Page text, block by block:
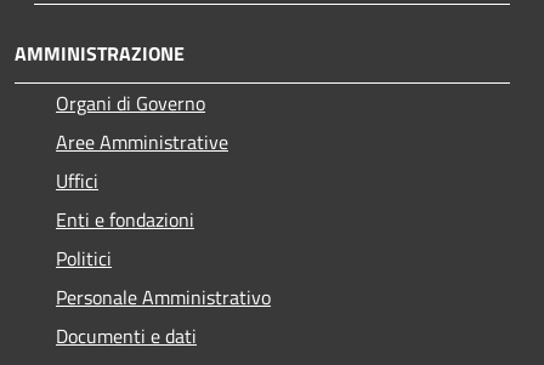
AMMINISTRAZIONE
Organi di Governo
Aree Amministrative
Uffici
Enti e fondazioni
Politici
Personale Amministrativo
Documenti e dati